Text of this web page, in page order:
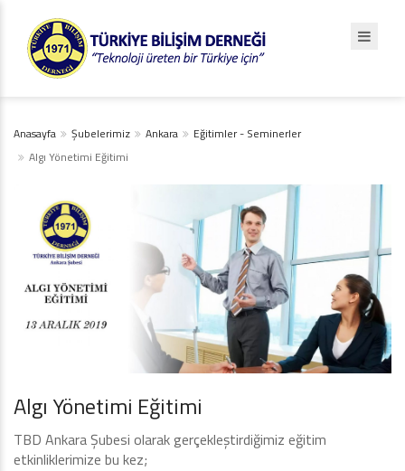
Anasayfa Şubelerimiz Ankara
Eğitimler - Seminerler
Algı Yönetimi Eğitimi
Algı Yönetimi Eğitimi
TBD Ankara Şubesi olarak gerçekleştirdiğimiz eğitim
etkinliklerimize bu kez;